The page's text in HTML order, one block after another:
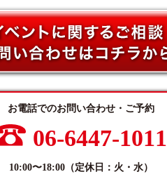
お電話でのお問い合わせ・ご予約
06-6447-1011
10:00〜18:00（定休日：火・水）